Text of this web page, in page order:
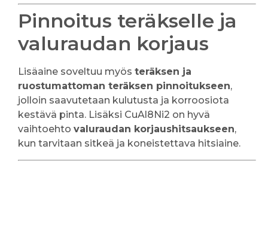
Pinnoitus teräkselle ja
valuraudan korjaus
Lisäaine soveltuu myös teräksen ja
ruostumattoman teräksen pinnoitukseen,
jolloin saavutetaan kulutusta ja korroosiota
kestävä pinta. Lisäksi CuAl8Ni2 on hyvä
vaihtoehto valuraudan korjaushitsaukseen,
kun tarvitaan sitkeä ja koneistettava hitsiaine.